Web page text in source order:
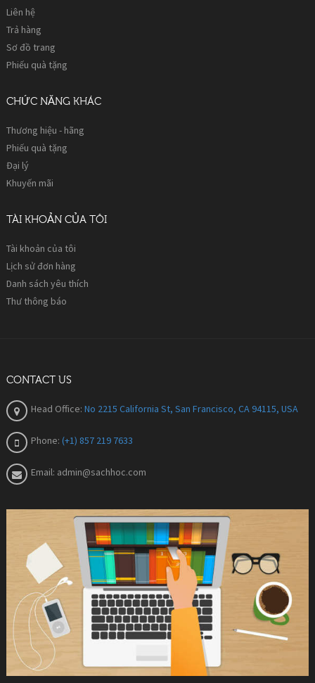
Liên hệ
Trả hàng
Sơ đồ trang
Phiếu quà tặng
CHỨC NĂNG KHÁC
Thương hiệu - hãng
Phiếu quà tặng
Đại lý
Khuyến mãi
TÀI KHOẢN CỦA TÔI
Tài khoản của tôi
Lịch sử đơn hàng
Danh sách yêu thích
Thư thông báo
CONTACT US
Head Office: No 2215 California St, San Francisco, CA 94115, USA
Phone: (+1) 857 219 7633
Email: admin@sachhoc.com